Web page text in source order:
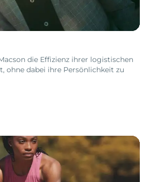
die Effizienz ihrer logistischen
ohne dabei ihre Persönlichkeit zu